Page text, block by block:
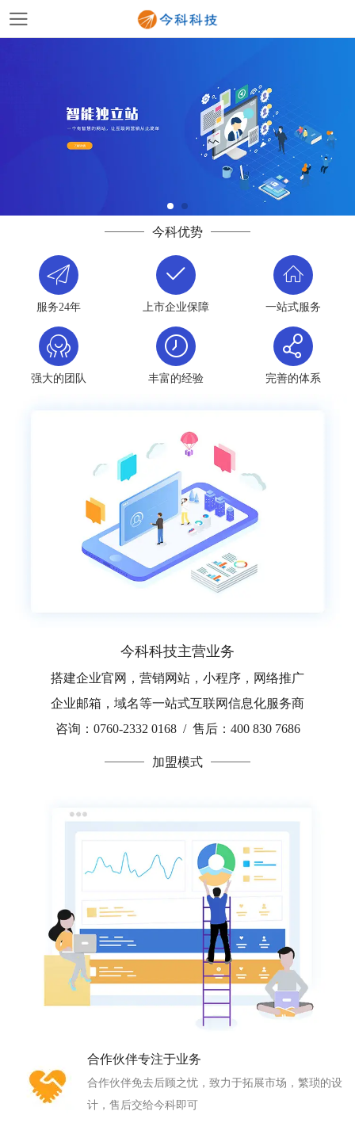
今科优势
服务24年 上市企业保障 一站式服务
强大的团队 丰富的经验 完善的体系
今科科技主营业务
搭建企业官网，营销网站，小程序，网络推广
企业邮箱，域名等一站式互联网信息化服务商
咨询：0760-2332 0168 / 售后：400 830 7686
加盟模式
合作伙伴专注于业务
合作伙伴免去后顾之忧，致力于拓展市场，繁琐的设
计，售后交给今科即可